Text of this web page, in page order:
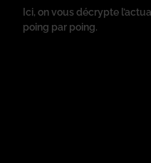
Ici, on vous décrypte
poing par poing.